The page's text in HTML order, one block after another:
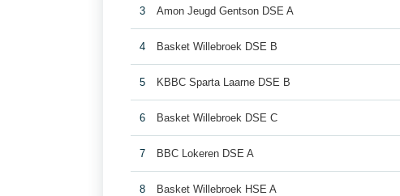
3 Amon Jeugd Gentson DSE A
4 Basket Willebroek DSE B
5 KBBC Sparta Laarne DSE B
6 Basket Willebroek DSE C
7 BBC Lokeren DSE A
8 Basket Willebroek HSE A